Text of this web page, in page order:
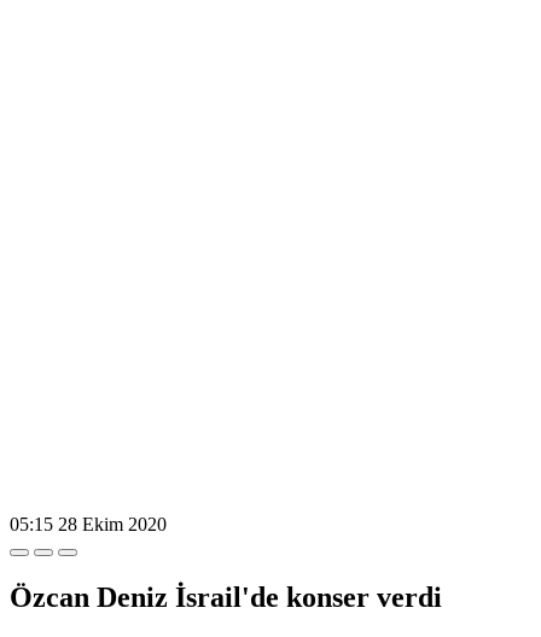
05:15 28 Ekim 2020
Özcan Deniz İsrail'de konser verdi